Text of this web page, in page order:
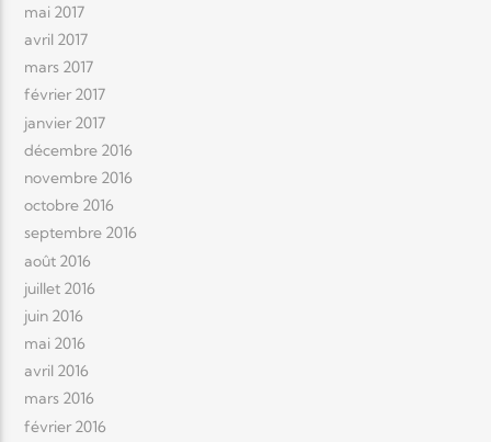
mai 2017
avril 2017
mars 2017
février 2017
janvier 2017
décembre 2016
novembre 2016
octobre 2016
septembre 2016
août 2016
juillet 2016
juin 2016
mai 2016
avril 2016
mars 2016
février 2016